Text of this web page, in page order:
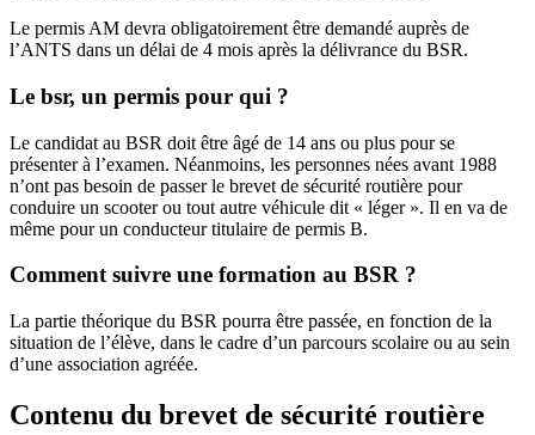
Le permis AM devra obligatoirement être demandé auprès de
l’ANTS dans un délai de 4 mois après la délivrance du BSR.
Le bsr, un permis pour qui ?
Le candidat au BSR doit être âgé de 14 ans ou plus pour se
présenter à l’examen. Néanmoins, les personnes nées avant 1988
n’ont pas besoin de passer le brevet de sécurité routière pour
conduire un scooter ou tout autre véhicule dit « léger ». Il en va de
même pour un conducteur titulaire de permis B.
Comment suivre une formation au BSR ?
La partie théorique du BSR pourra être passée, en fonction de la
situation de l’élève, dans le cadre d’un parcours scolaire ou au sein
d’une association agréée.
Contenu du brevet de sécurité routière